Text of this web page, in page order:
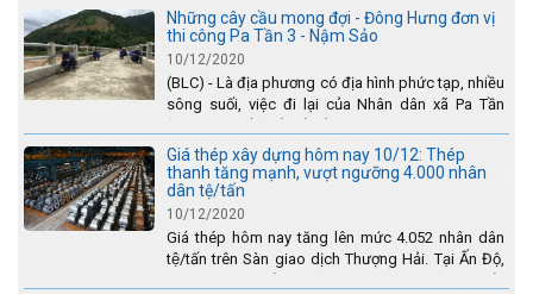
Lào Cai.
Những cây cầu mong đợi - Đông Hưng đơn vị
thi công Pa Tần 3 - Nậm Sảo
10/12/2020
(BLC) - Là địa phương có địa hình phức tạp, nhiều
sông suối, việc đi lại của Nhân dân xã Pa Tần
lũ....
Giá thép xây dựng hôm nay 10/12: Thép
thanh tăng mạnh, vượt ngưỡng 4.000 nhân
dân tệ/tấn
10/12/2020
Giá thép hôm nay tăng lên mức 4.052 nhân dân
tệ/tấn trên Sàn giao dịch Thượng Hải. Tại Ấn Độ,